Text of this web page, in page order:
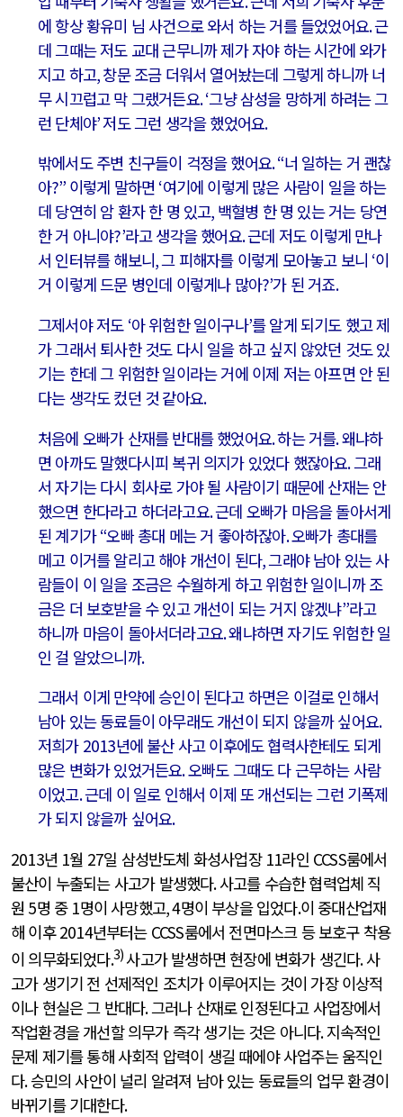
에 항상 황유미 님 사건으로 와서 하는 거를 들었었어요.근
데 그때는 저도 교대 근무니까 제가 자야 하는 시간에 와가
지고 하고,창문 조금 더워서 열어놨는데 그렇게 하니까 너
무 시끄럽고 막 그랬거든요. ‘그냥 삼성을 망하게 하려는 그
런 단체야’저도 그런 생각을 했었어요.
밖에서도 주변 친구들이 걱정을 했어요. “너 일하는 거 괜찮
아?” 이렇게 말하면 ‘여기에 이렇게 많은 사람이 일을 하는
데 당연히 암 환자 한 명 있고, 백혈병 한 명 있는 거는 당연
한 거 아니야?’라고 생각을 했어요.근데 저도 이렇게 만나
서 인터뷰를 해보니,그 피해자를 이렇게 모아놓고 보니 ‘이
거 이렇게 드문 병인데 이렇게나 많아?’가 된 거죠.
그제서야 저도 ‘아 위험한 일이구나’를 알게 되기도 했고 제
가 그래서 퇴사한 것도 다시 일을 하고 싶지 않았던 것도 있
기는 한데 그 위험한 일이라는 거에 이제 저는 아프면 안 된
다는 생각도 컸던 것 같아요.
처음에 오빠가 산재를 반대를 했었어요.하는 거를.왜냐하
면 아까도 말했다시피 복귀 의지가 있었다 했잖아요.그래
서 자기는 다시 회사로 가야 될 사람이기 때문에 산재는 안
했으면 한다라고 하더라고요.근데 오빠가 마음을 돌아서게
된 계기가“오빠 총대 메는 거 좋아하잖아.오빠가 총대를
메고 이거를 알리고 해야 개선이 된다,그래야 남아 있는 사
람들이 이 일을 조금은 수월하게 하고 위험한 일이니까 조
금은 더 보호받을 수 있고 개선이 되는 거지 않겠냐”라고
하니까 마음이 돌아서더라고요.왜냐하면 자기도 위험한 일
인 걸 알았으니까.
그래서 이게 만약에 승인이 된다고 하면은 이걸로 인해서
남아 있는 동료들이 아무래도 개선이 되지 않을까 싶어요.
저희가 2013년에 불산 사고 이후에도 협력사한테도 되게
많은 변화가 있었거든요.오빠도 그때도 다 근무하는 사람
이었고.근데 이 일로 인해서 이제 또 개선되는 그런 기폭제
가 되지 않을까 싶어요.
2013년 1월 27일 삼성반도체 화성사업장 11라인 CCSS룸에서
불산이 누출되는 사고가 발생했다.사고를 수습한 협력업체 직
원 5명 중 1명이 사망했고, 4명이 부상을 입었다.이 중대산업재
해 이후2014년부터는 CCSS룸에서 전면마스크 등 보호구 착용
이 의무화되었다.3)사고가 발생하면 현장에 변화가 생긴다.사
고가 생기기 전 선제적인 조치가 이루어지는 것이 가장 이상적
이나 현실은 그 반대다.그러나 산재로 인정된다고 사업장에서
작업환경을 개선할 의무가 즉각 생기는 것은 아니다.지속적인
문제 제기를 통해 사회적 압력이 생길 때에야 사업주는 움직인
다.승민의 사안이 널리 알려져 남아 있는 동료들의 업무 환경이
바뀌기를 기대한다.